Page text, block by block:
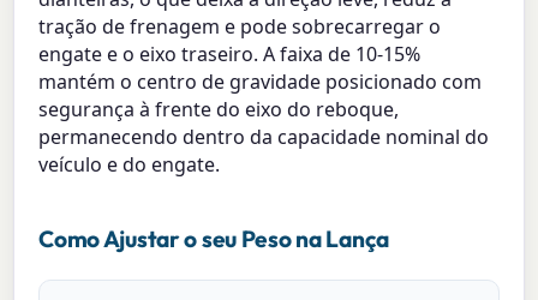
tração de frenagem e pode sobrecarregar o
engate e o eixo traseiro. A faixa de 10-15%
mantém o centro de gravidade posicionado com
segurança à frente do eixo do reboque,
permanecendo dentro da capacidade nominal do
veículo e do engate.
Como Ajustar o seu Peso na Lança